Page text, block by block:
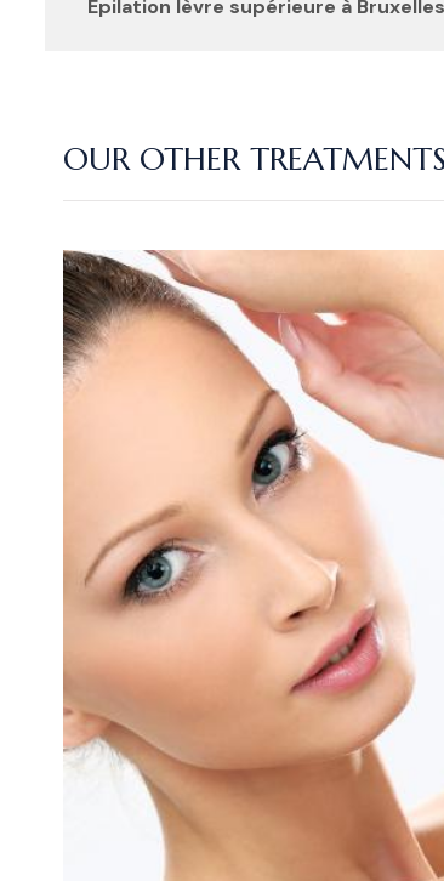
Epilation lèvre supérieure à
OUR OTHER TREATMENTS